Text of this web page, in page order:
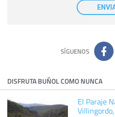
nuestra entidad que esté
tener conocimiento de la
comunicarán datos a terceros.
adicional y detallada sobre
política de privacidad
SÍGUENOS
DISFRUTA BUÑOL COMO NUNCA
El Paraje